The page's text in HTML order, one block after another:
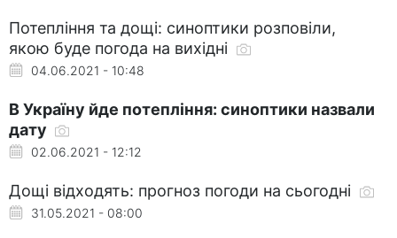
Потепління та дощі: синоптики розповіли,
якою буде погода на вихідні
04.06.2021 - 10:48
В Україну йде потепління: синоптики назвали
дату
02.06.2021 - 12:12
Дощі відходять: прогноз погоди на сьогодні
31.05.2021 - 08:00